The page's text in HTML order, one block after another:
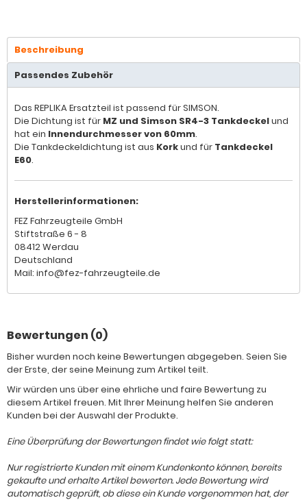
Beschreibung
Passendes Zubehör
Das REPLIKA Ersatzteil ist passend für SIMSON.
Die Dichtung ist für MZ und Simson SR4-3 Tankdeckelund
hat ein Innendurchmesser von 60mm.
Die Tankdeckeldichtung ist aus Korkund für Tankdeckel
E60.
Herstellerinformationen:
FEZ Fahrzeugteile GmbH
Stiftstraße 6 - 8
08412 Werdau
Deutschland
Mail: info@fez-fahrzeugteile.de
Bewertungen (0)
Bisher wurden noch keine Bewertungen abgegeben. Seien Sie
der Erste, der seine Meinung zum Artikel teilt.
Wir würden uns über eine ehrliche und faire Bewertung zu
diesem Artikel freuen. Mit Ihrer Meinung helfen Sie anderen
Kunden bei der Auswahl der Produkte.
Eine Überprüfung der Bewertungen findet wie folgt statt:
Nur registrierte Kunden mit einem Kundenkonto können, bereits
gekaufte und erhalte Artikel bewerten. Jede Bewertung wird
automatisch geprüft, ob diese ein Kunde vorgenommen hat, der